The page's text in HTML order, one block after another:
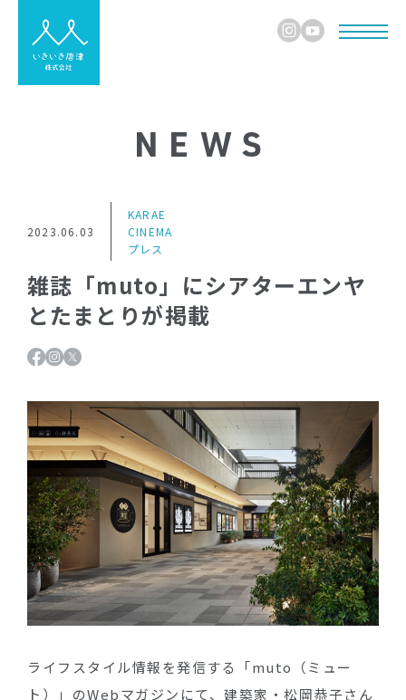
NEWS
2023.06.03
KARAE
CINEMA
プレス
雑誌「muto」にシアターエンヤ
とたまとりが掲載
ライフスタイル情報を発信する「muto（ミュー
ト）」のWebマガジンにて、建築家・松岡恭子さん